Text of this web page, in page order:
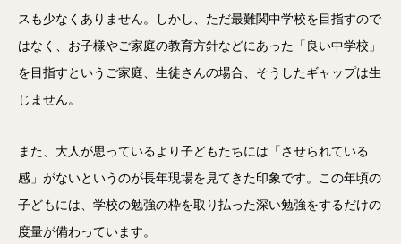
スも少なくありません。しかし、ただ最難関中学校を目指すので
はなく、お子様やご家庭の教育方針などにあった「良い中学校」
を目指すというご家庭、生徒さんの場合、そうしたギャップは生
じません。
また、大人が思っているより子どもたちには「させられている
感」がないというのが長年現場を見てきた印象です。この年頃の
子どもには、学校の勉強の枠を取り払った深い勉強をするだけの
度量が備わっています。